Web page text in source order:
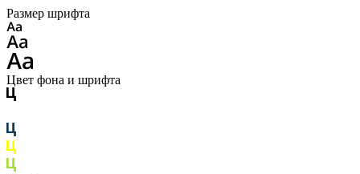
Размер шрифта
Цвет фона и шрифта